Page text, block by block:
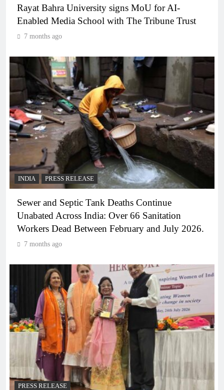
Rayat Bahra University signs MoU for AI-
Enabled Media School with The Tribune Trust
7 months ago
INDIA PRESS RELEASE
Sewer and Septic Tank Deaths Continue
Unabated Across India: Over 66 Sanitation
Workers Dead Between February and July 2026.
7 months ago
PRESS RELEASE